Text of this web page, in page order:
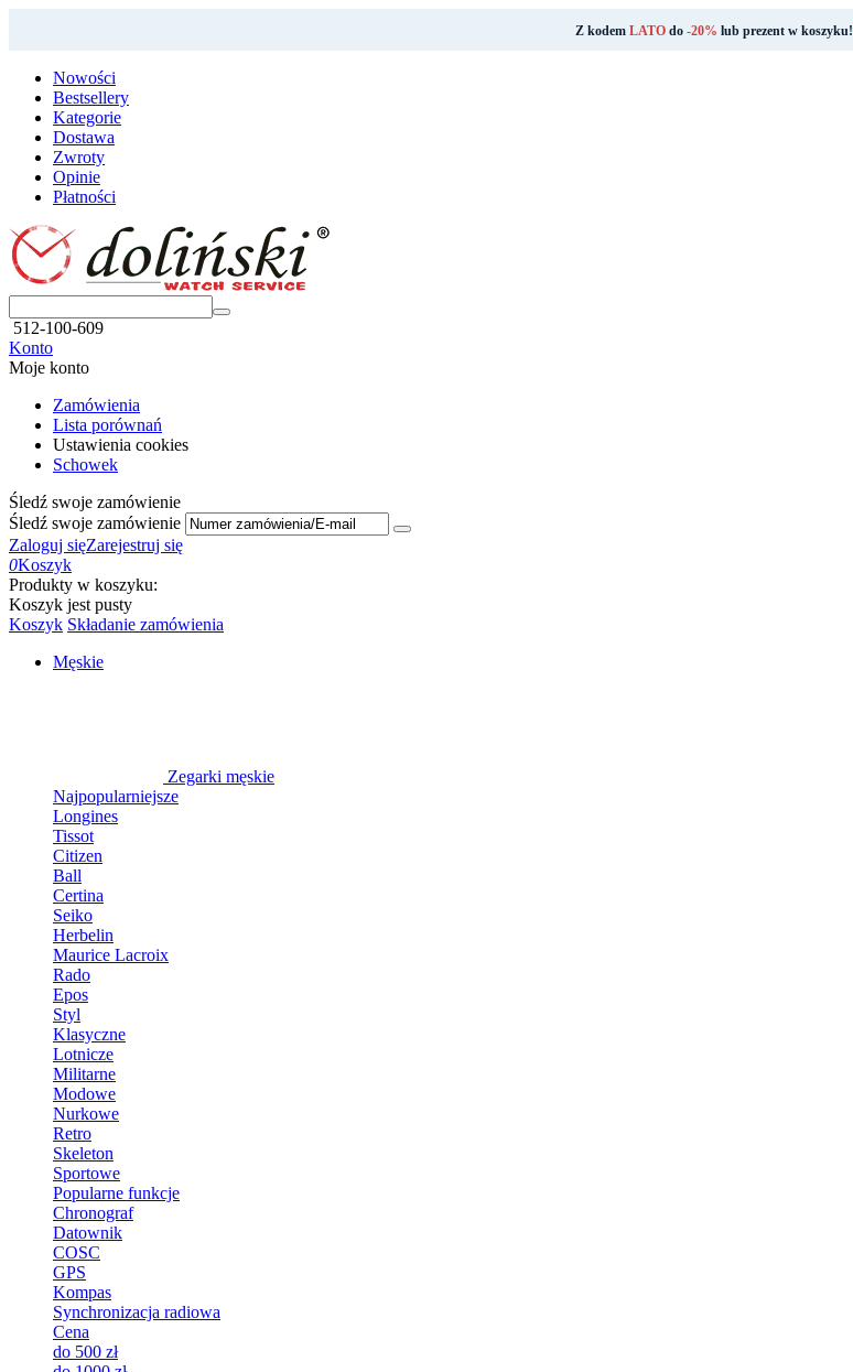
Z kodem LATOdo -20% lub prezent w koszyku!
Nowości
Bestsellery
Kategorie
Dostawa
Zwroty
Opinie
Płatności
512-100-609
Konto
Moje konto
Zamówienia
Lista porównań
Ustawienia cookies
Schowek
Śledź swoje zamówienie
Śledź swoje zamówienie
Zaloguj sięZarejestruj się
0Koszyk
Produkty w koszyku:
Koszyk jest pusty
Koszyk Składanie zamówienia
Męskie
Zegarki męskie
Najpopularniejsze
Longines
Tissot
Citizen
Ball
Certina
Seiko
Herbelin
Maurice Lacroix
Rado
Epos
Styl
Klasyczne
Lotnicze
Militarne
Modowe
Nurkowe
Retro
Skeleton
Sportowe
Popularne funkcje
Chronograf
Datownik
COSC
GPS
Kompas
Synchronizacja radiowa
Cena
do 500 zł